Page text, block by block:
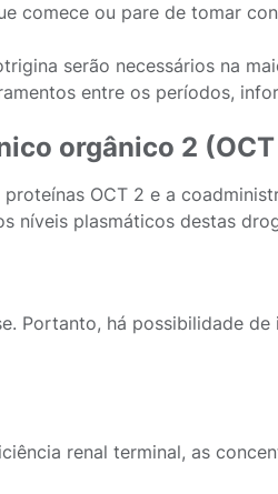
comece ou pare de tomar
serão necessários na
entre os períodos,
orgânico 2
OCT 2 e a
níveis plasmáticos destas
Portanto, há possibilidade
renal terminal, as